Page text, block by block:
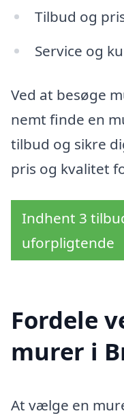
Tilbud og
Service og
Ved at besøge
nemt finde en
tilbud og sikre
pris og kvalitet
Indhent 3
uforpligtende
Fordele
murer i
At vælge en